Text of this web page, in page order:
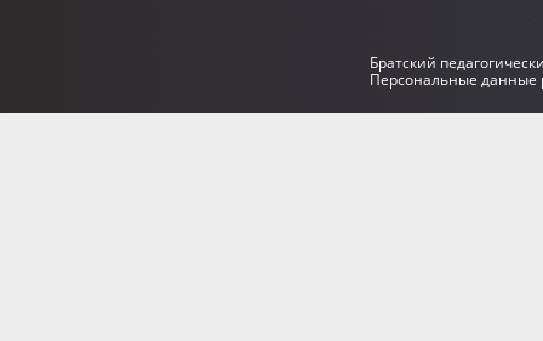
Братский
Персональные данные